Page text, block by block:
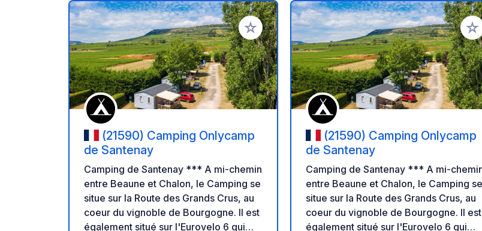
Ajouter à vos favoris
(21590) Camping Onlycamp
de Santenay
Camping de Santenay *** A mi-chemin
entre Beaune et Chalon, le Camping se
situe sur la Route des Grands Crus, au
coeur du vignoble de Bourgogne. Il est
également situé sur l'Eurovelo 6 qui
(21590) Camping Onlycamp
de Santenay
Camping de Santenay *** A mi-
entre Beaune et Chalon, le Camping se
situe sur la Route des Grands Crus, au
coeur du vignoble de Bourgogne. Il est
également situé sur l'Eurovelo 6 qui